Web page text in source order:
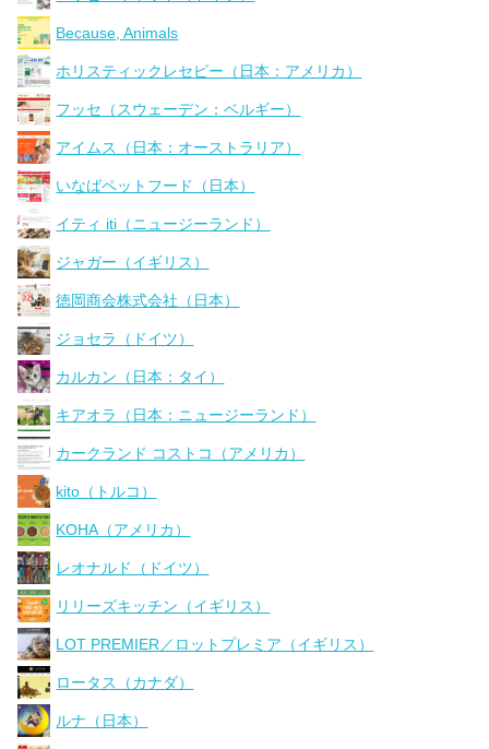
Because, Animals
ホリスティックレセピー（日本：アメリカ）
フッセ（スウェーデン：ベルギー）
アイムス（日本：オーストラリア）
いなばペットフード（日本）
イティ iti（ニュージーランド）
ジャガー（イギリス）
徳岡商会株式会社（日本）
ジョセラ（ドイツ）
カルカン（日本：タイ）
キアオラ（日本：ニュージーランド）
カークランド コストコ（アメリカ）
kito（トルコ）
KOHA（アメリカ）
レオナルド（ドイツ）
リリーズキッチン（イギリス）
LOT PREMIER／ロットプレミア（イギリス）
ロータス（カナダ）
ルナ（日本）